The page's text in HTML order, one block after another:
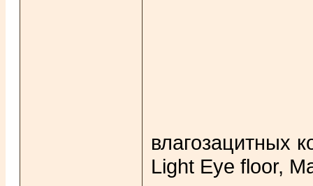
влагозацитных
Light Eye floor,